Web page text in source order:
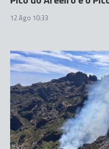
12 Ago 10:33